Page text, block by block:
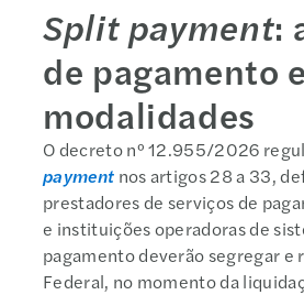
Split payment:
de pagamento e
modalidades
O decreto nº 12.955/2026
payment nos artigos 28 a 33,
prestadores de serviços de
e instituições operadoras de
pagamento deverão segregar e
Federal, no momento da